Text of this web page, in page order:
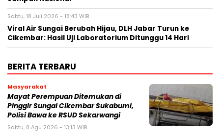
Sabtu, 18 Juli 2026 - 18:43 WIB
‎Viral Air Sungai Berubah Hijau, DLH Jabar Turun ke
Cikembar: Hasil Uji Laboratorium Ditunggu 14 Hari
BERITA TERBARU
Masyarakat
‎Mayat Perempuan Ditemukan di
Pinggir Sungai Cikembar Sukabumi,
Polisi Bawa ke RSUD Sekarwangi‎
Sabtu, 8 Agu 2026 - 13:13 WIB